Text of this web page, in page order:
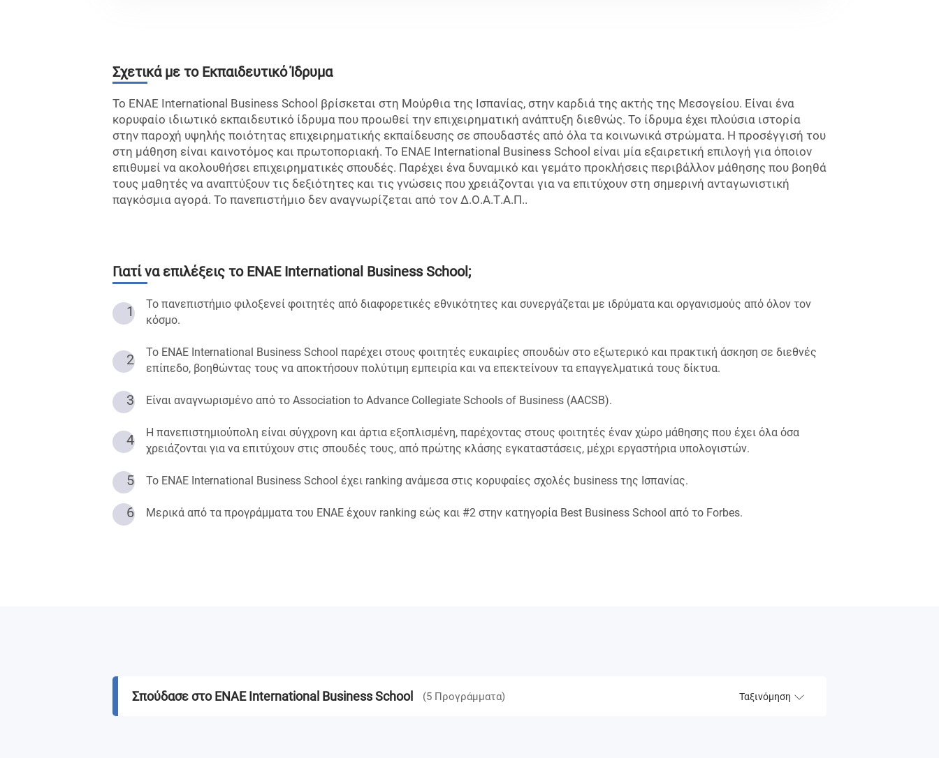
Σχετικά με το Εκπαιδευτικό Ίδρυμα
Το ENAE International Business School βρίσκεται στη Μούρθια της Ισπανίας, στην καρδιά της ακτής της Μεσογείου. Είναι ένα
κορυφαίο ιδιωτικό εκπαιδευτικό ίδρυμα που προωθεί την επιχειρηματική ανάπτυξη διεθνώς. Το ίδρυμα έχει πλούσια ιστορία
στην παροχή υψηλής ποιότητας επιχειρηματικής εκπαίδευσης σε σπουδαστές από όλα τα κοινωνικά στρώματα. Η προσέγγισή του
στη μάθηση είναι καινοτόμος και πρωτοποριακή. Το ENAE International Business School είναι μία εξαιρετική επιλογή για όποιον
επιθυμεί να ακολουθήσει επιχειρηματικές σπουδές. Παρέχει ένα δυναμικό και γεμάτο προκλήσεις περιβάλλον μάθησης που βοηθά
τους μαθητές να αναπτύξουν τις δεξιότητες και τις γνώσεις που χρειάζονται για να επιτύχουν στη σημερινή ανταγωνιστική
παγκόσμια αγορά. Το πανεπιστήμιο δεν αναγνωρίζεται από τον Δ.Ο.Α.Τ.Α.Π..
Γιατί να επιλέξεις το ENAE International Business School;
1
Το πανεπιστήμιο φιλοξενεί φοιτητές από διαφορετικές εθνικότητες και συνεργάζεται με ιδρύματα και οργανισμούς από όλον τον
κόσμο.
2
Το ENAE International Business School παρέχει στους φοιτητές ευκαιρίες σπουδών στο εξωτερικό και πρακτική άσκηση σε διεθνές
επίπεδο, βοηθώντας τους να αποκτήσουν πολύτιμη εμπειρία και να επεκτείνουν τα επαγγελματικά τους δίκτυα.
3 Είναι αναγνωρισμένο από το Association to Advance Collegiate Schools of Business (AACSB).
4
Η πανεπιστημιούπολη είναι σύγχρονη και άρτια εξοπλισμένη, παρέχοντας στους φοιτητές έναν χώρο μάθησης που έχει όλα όσα
χρειάζονται για να επιτύχουν στις σπουδές τους, από πρώτης κλάσης εγκαταστάσεις, μέχρι εργαστήρια υπολογιστών.
5 Το ENAE International Business School έχει ranking ανάμεσα στις κορυφαίες σχολές business της Ισπανίας.
6 Μερικά από τα προγράμματα του ENAE έχουν ranking εώς και #2 στην κατηγορία Best Business School από το Forbes.
Σπούδασε στο ENAE International Business School (5 Προγράμματα) Ταξινόμηση